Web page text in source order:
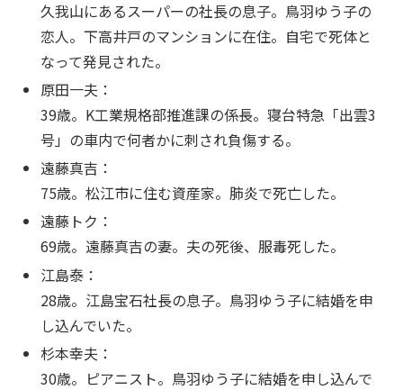
久我山にあるスーパーの社長の息子。鳥羽ゆう子の
恋人。下高井戸のマンションに在住。自宅で死体と
なって発見された。
原田一夫：
39歳。K工業規格部推進課の係長。寝台特急「出雲3
号」の車内で何者かに刺され負傷する。
遠藤真吉：
75歳。松江市に住む資産家。肺炎で死亡した。
遠藤トク：
69歳。遠藤真吉の妻。夫の死後、服毒死した。
江島泰：
28歳。江島宝石社長の息子。鳥羽ゆう子に結婚を申
し込んでいた。
杉本幸夫：
30歳。ピアニスト。鳥羽ゆう子に結婚を申し込んで